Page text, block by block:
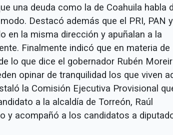
una deuda como la de Coahuila habla
Destacó además que el PRI, PAN y
en la misma dirección y apuñalan a la
Finalmente indicó que en materia de
lo que dice el gobernador Rubén
opinar de tranquilidad los que viven
la Comisión Ejecutiva Provisional
a la alcaldía de Torreón, Raúl
y acompañó a los candidatos a